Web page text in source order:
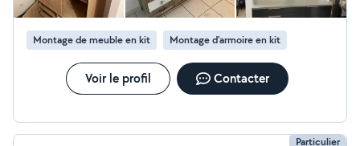
Montage de meuble en kit Montage d'armoire en kit
Voir le profil Contacter
Particulier